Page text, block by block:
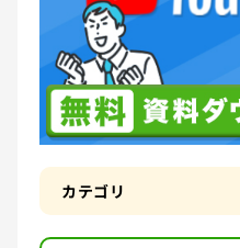
カテゴリ